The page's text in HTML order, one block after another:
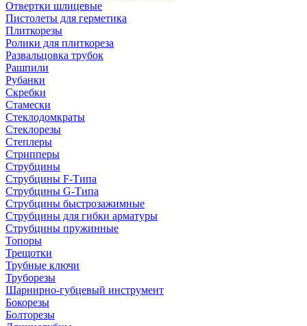
Отвертки шлицевые
Пистолеты для герметика
Плиткорезы
Ролики для плиткореза
Развальцовка трубок
Рашпили
Рубанки
Скребки
Стамески
Стеклодомкраты
Стеклорезы
Степлеры
Стрипперы
Струбцины
Струбцины F-Типа
Струбцины G-Типа
Струбцины быстрозажимные
Струбцины для гибки арматуры
Струбцины пружинные
Топоры
Трещотки
Трубные ключи
Труборезы
Шарнирно-губцевый инструмент
Бокорезы
Болторезы